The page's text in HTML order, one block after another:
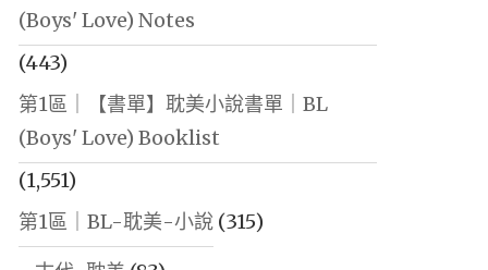
(Boys' Love) Notes
(443)
第1區｜【書單】耽美小說書單｜BL
(Boys' Love) Booklist
(1,551)
第1區｜BL-耽美-小說(315)